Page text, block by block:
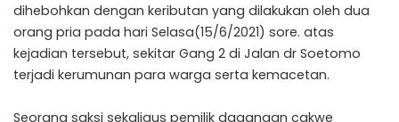
dihebohkan dengan keributan yang dilakukan oleh dua
orang pria pada hari Selasa(15/6/2021) sore. atas
kejadian tersebut, sekitar Gang 2 di Jalan dr Soetomo
terjadi kerumunan para warga serta kemacetan.
Seorang saksi sekaligus pemilik dagangan cakwe